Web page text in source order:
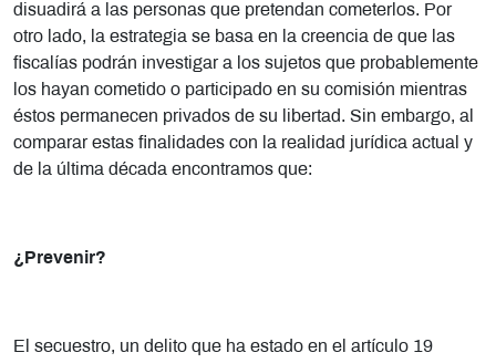
disuadirá a las personas que pretendan cometerlos. Por
otro lado, la estrategia se basa en la creencia de que las
fiscalías podrán investigar a los sujetos que probablemente
los hayan cometido o participado en su comisión mientras
éstos permanecen privados de su libertad. Sin embargo, al
comparar estas finalidades con la realidad jurídica actual y
de la última década encontramos que:
¿Prevenir?
El secuestro, un delito que ha estado en el artículo 19